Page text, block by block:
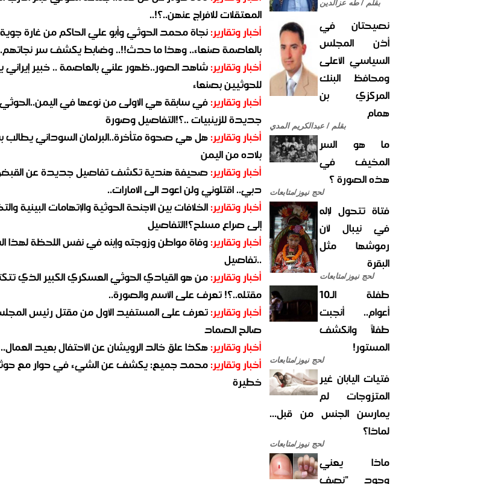
بقلم / طه عزالدين
نصيحتان في
أذن المجلس
السياسي الأعلى
ومحافظ البنك
المركزي بن
همام
بقلم / عبدالكريم المدي
ما هو السر
المخيف في
هذه الصورة ؟
لحج نيوز/متابعات
فتاة تتحول لإله
في نيبال لأن
رموشها مثل
البقرة
لحج نيوز/متابعات
طفلة الـ10
أعوام.. أنجبت
طفلاً وانكشف
المستور!
لحج نيوز/متابعات
فتيات اليابان غير
المتزوجات لم
يمارسن الجنس من قبل...
لماذا؟
لحج نيوز/متابعات
ماذا يعني
وجود "نصف
المعتقلات للافراج عنهن..؟!..
أخبار وتقارير:نجاة محمد الحوثي وأبو علي الحاكم من غارة جوية
بالعاصمة صنعاء.. وهذا ما حدث!!.. وضابط يكشف سر
أخبار وتقارير:شاهد الصور..ظهور علني بالعاصمة .. خبير
للحوثيين بصنعاء
أخبار وتقارير:في سابقة هي الاولى من نوعها في
جديدة للزينبيات ..؟!التفاصيل وصورة
أخبار وتقارير:هل هي صحوة متأخرة..البرلمان السوداني
بلاده من اليمن
أخبار وتقارير:صحيفة هندية تكشف تفاصيل جديدة عن القبض
دبي.. اقتلوني ولن اعود الى الامارات..
أخبار وتقارير:الخلافات بين الأجنحة الحوثية والإتهامات البينية
إلى صراع مسلح؟!التفاصيل
أخبار وتقارير:وفاة مواطن وزوجته وإبنه في نفس اللحظة لهذا
..تفاصيل
أخبار وتقارير:من هو القيادي الحوثي العسكري الكبير الذي
مقتله..؟! تعرف على الأسم والصورة..
أخبار وتقارير:تعرف على المستفيد الأول من مقتل رئيس
صالح الصماد
أخبار وتقارير:هكذا علق خالد الرويشان عن الأحتفال بعيد العمال..
أخبار وتقارير:محمد جميع: يكشف عن الشيء في حوار مع
خطيرة